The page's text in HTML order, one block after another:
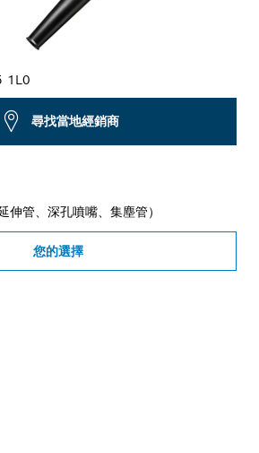
1L0
尋找當地經銷商
伸管、深孔噴嘴、集塵管）
您的選擇